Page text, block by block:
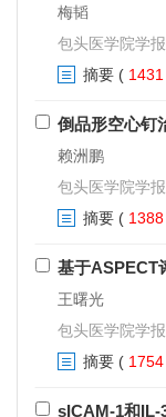
梅韬
包头医学院学
摘要 ( 1431
倒品形空心钉
赖洲鹏
包头医学院学
摘要 ( 1388
基于ASPECT
王曙光
包头医学院学
摘要 ( 1754
sICAM-1和IL-